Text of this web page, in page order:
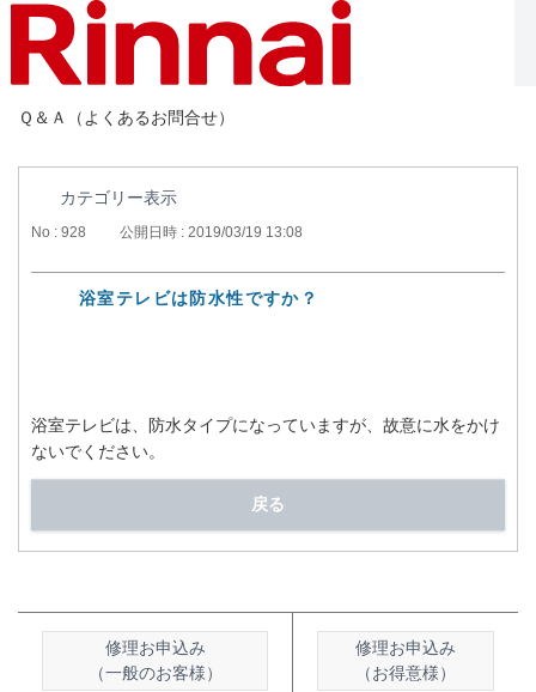
Ｑ＆Ａ（よくあるお問合せ）
カテゴリー表示
No : 928 公開日時 : 2019/03/19 13:08
浴室テレビは防水性ですか？
浴室テレビは、防水タイプになっていますが、故意に水をかけ
ないでください。
戻る
修理お申込み
（一般のお客様）
修理お申込み
（お得意様）